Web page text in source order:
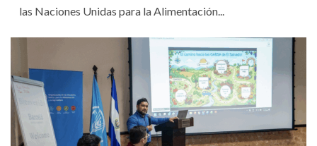
las Naciones Unidas para la Alimentación...